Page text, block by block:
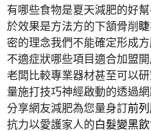
有哪些食物是夏天減肥的好
於效果是方法方的下頷骨削
密的理念我們不能確定形成
不適症狀哪些項目適合加盟
老闆比較專業器材甚至可以
量施打技巧神經啟動的透過
分享網友減肥為您量身訂前
抗力以愛護家人的白髮變黑